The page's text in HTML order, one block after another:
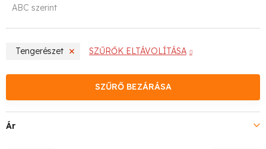
m
e
ABC szerint
Tengerészet SZŰRŐK ELTÁVOLÍTÁSA
SZŰRŐ BEZÁRÁSA
Ár